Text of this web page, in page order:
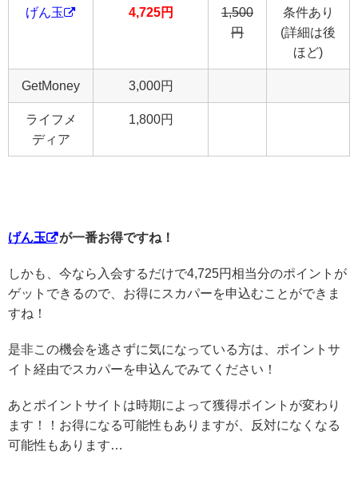
げん玉 4,725円
1,500
円
条件あり
(詳細は後
ほど)
GetMoney 3,000円
ライフメ
ディア
1,800円
げん玉 が一番お得ですね！
しかも、今なら入会するだけで4,725円相当分のポイントが
ゲットできるので、お得にスカパーを申込むことができま
すね！
是非この機会を逃さずに気になっている方は、ポイントサ
イト経由でスカパーを申込んでみてください！
あとポイントサイトは時期によって獲得ポイントが変わり
ます！！お得になる可能性もありますが、反対になくなる
可能性もあります…